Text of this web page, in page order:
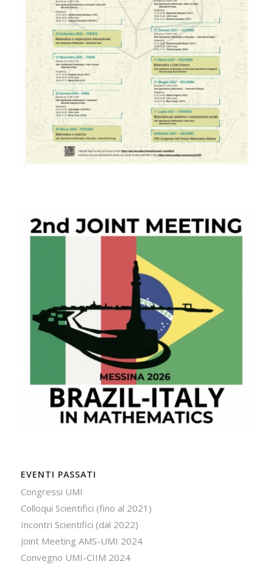
EVENTI PASSATI
Congressi UMI
Colloqui Scientifici (fino al 2021)
Incontri Scientifici (dal 2022)
Joint Meeting AMS-UMI 2024
Convegno UMI-CIIM 2024